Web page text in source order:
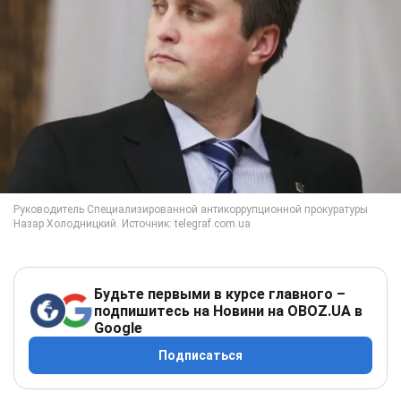
Будьте первыми в курсе главного –
подпишитесь на Новини на OBOZ.UA в
Google
Подписаться